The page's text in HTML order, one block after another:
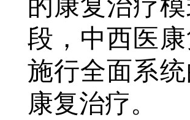
的康复治疗
段，中西医
施行全面系
康复治疗。